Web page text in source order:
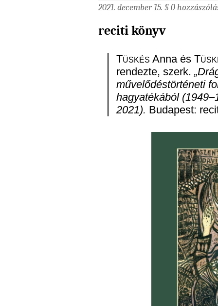
2021. december 15. § 0
reciti könyv
Tüskés Anna és
rendezte, szerk.
művelődéstörténeti
hagyatékából
2021). Budapest: